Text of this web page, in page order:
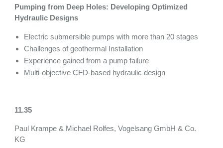
Pumping from Deep Holes: Developing Optimized
Hydraulic Designs
Electric submersible pumps with more than 20 stages
Challenges of geothermal Installation
Experience gained from a pump failure
Multi-objective CFD-based hydraulic design
11.35
Paul Krampe & Michael Rolfes, Vogelsang GmbH & Co.
KG